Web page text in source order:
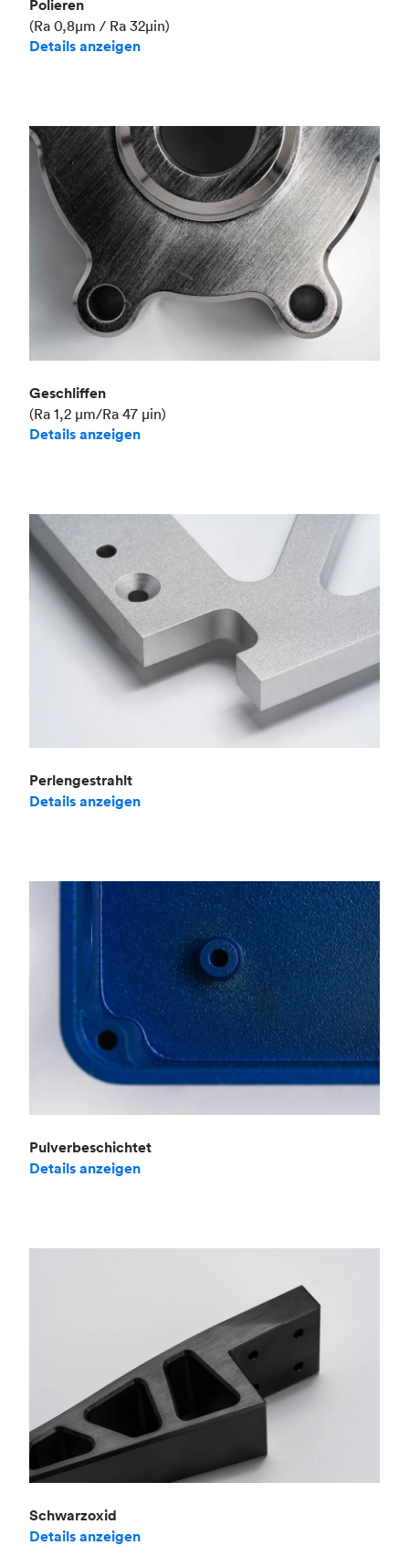
Polieren
(Ra 0,8μm / Ra 32μin)
Details anzeigen
Geschliffen
(Ra 1,2 μm/Ra 47 μin)
Details anzeigen
Perlengestrahlt
Details anzeigen
Pulverbeschichtet
Details anzeigen
Schwarzoxid
Details anzeigen